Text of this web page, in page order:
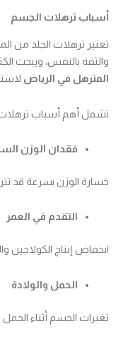
أسباب ترهلات الجسم
تعتبر ترهلات الجلد من
والثقة بالنفس، ويبحث
المترهل في الرياض
تشمل أهم أسباب
فقدان الوزن
خسارة الوزن بسرعة قد
التقدم في العمر
انخفاض إنتاج الكولاجين
الحمل والولادة
تغيرات الجسم أثناء